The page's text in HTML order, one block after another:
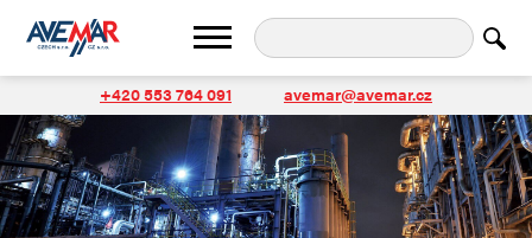
+420 553 764 091 avemar@avemar.cz